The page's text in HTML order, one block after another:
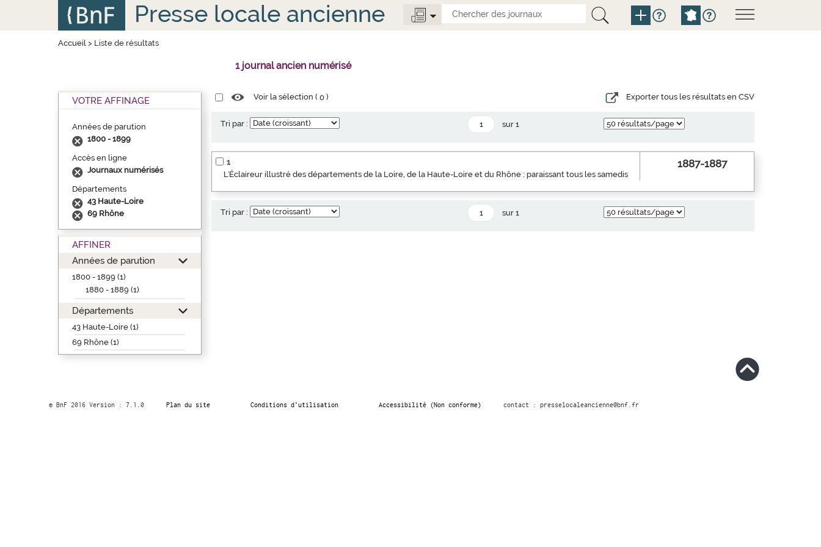
Presse locale ancienne
Accueil> Liste de résultats
1 journal ancien numérisé
VOTRE AFFINAGE
Années de parution
1800 - 1899
Accès en ligne
Journaux numérisés
Départements
43 Haute-Loire
69 Rhône
AFFINER
Années de parution
1800 - 1899 (1)
1880 - 1889 (1)
Départements
43 Haute-Loire (1)
69 Rhône (1)
Voir la sélection (0 ) Exporter tous les résultats en CSV
Tri par : sur 1
1
L'Éclaireur illustré des départements de la Loire, de la Haute-Loire et du Rhône : paraissant tous les samedis
1887-1887
Tri par : sur 1
© BnF 2016 Version : 7.1.0 Plan du site Conditions d’utilisation Accessibilité (Non conforme) contact : presselocaleancienne@bnf.fr
Panneau de gestion des cookies